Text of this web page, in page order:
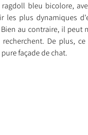
bleu bicolore,
les plus dynamiques
au contraire, il peut
De plus,
façade de chat.